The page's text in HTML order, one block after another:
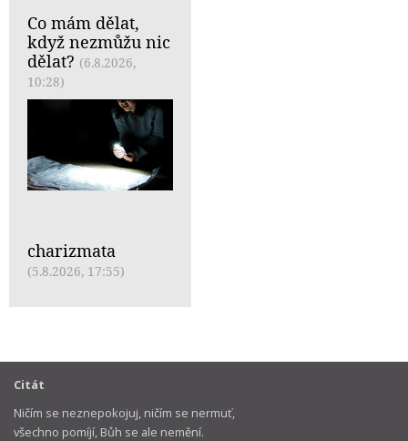
Co mám dělat,
když nezmůžu nic
dělat? (6.8.2026,
10:28)
charizmata
(5.8.2026, 17:55)
Citát
Ničím se neznepokojuj, ničím se nermuť,
všechno pomíjí, Bůh se ale nemění.